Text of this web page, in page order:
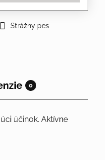
Strážny pes
0
účinok. Aktívne